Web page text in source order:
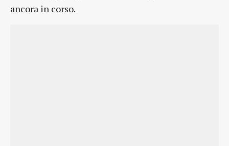
ancora in corso.